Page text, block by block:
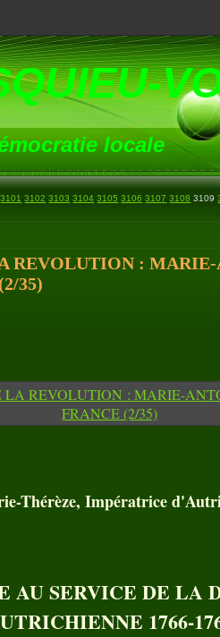
locale
3101 3102 3103 3104 3105 3106 3107 3108 3109
REVOLUTION :
35)
Thérèze, Impératrice
AU SERVICE DE LA
1766-